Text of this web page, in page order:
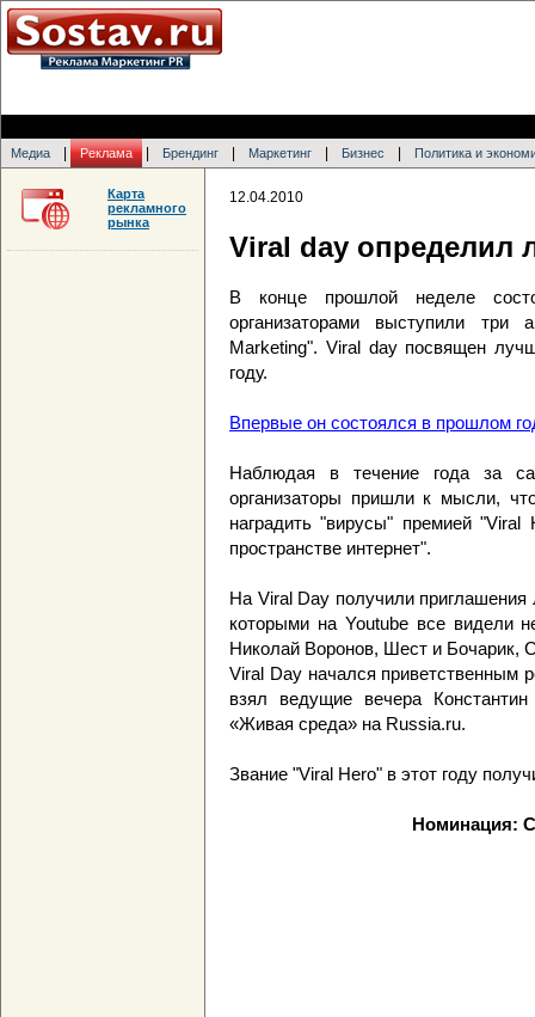
Медиа Реклама Брендинг Маркетинг Бизнес Политика и
12.04.2010
Viral day определил
В конце прошлой неделе
организаторами выступили
Marketing". Viral day посвящен
году.
Впервые он состоялся в прошлом
Наблюдая в течение года за
организаторы пришли к мысли,
наградить "вирусы" премией
пространстве интернет".
На Viral Day получили
которыми на Youtube все видели
Николай Воронов, Шест и Бочарик,
Viral Day начался приветственным
взял ведущие вечера
«Живая среда» на Russia.ru.
Звание "Viral Hero" в этот году
Номинация:
Карта
рекламного
рынка